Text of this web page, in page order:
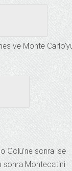
ve Monte
Gölü’ne sonra ise
sonra Montecatini